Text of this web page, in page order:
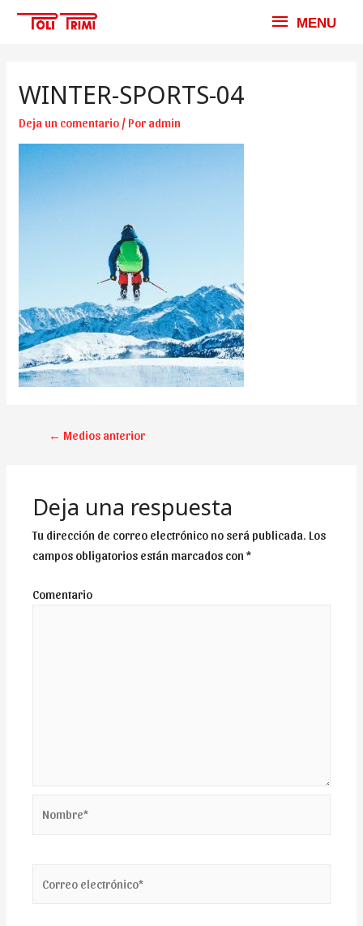
MENU
MENU
WINTER-SPORTS-04
Deja un comentario / Por admin
NAVEGACIÓN
← Medios anterior
Deja una respuesta
Tu dirección de correo electrónico no será publicada. Los
campos obligatorios están marcados con*
Comentario
electrónico*